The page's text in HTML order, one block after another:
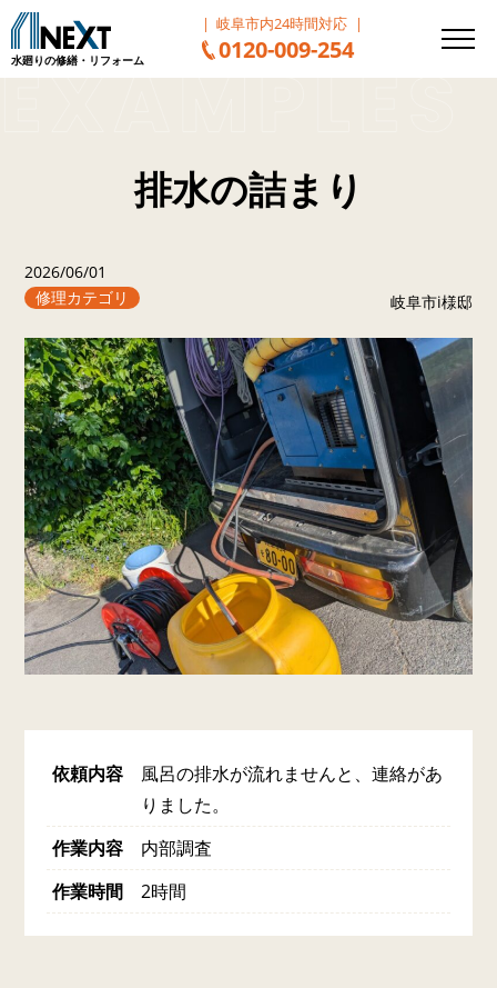
水廻りの修繕・リフォーム
岐阜市内24時間対応
0120-009-254
排水の詰まり
2026/06/01
修理カテゴリ
岐阜市i様邸
依頼内容
風呂の排水が流れませんと、連絡があ
りました。
作業内容
内部調査
作業時間
2時間